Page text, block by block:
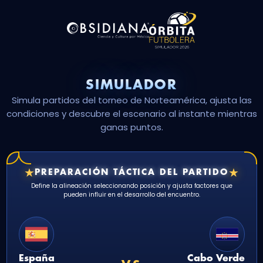
SIMULADOR
Simula partidos del torneo de Norteamérica, ajusta las
condiciones y descubre el escenario al instante mientras
ganas puntos.
★PREPARACIÓN TÁCTICA DEL PARTIDO★
Define la alineación seleccionando posición y ajusta factores que
pueden influir en el desarrollo del encuentro.
España Cabo Verde